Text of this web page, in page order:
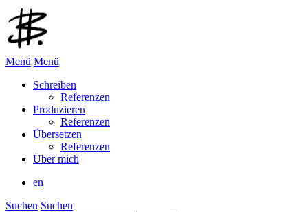
Menü Menü
Schreiben
Referenzen
Produzieren
Referenzen
Übersetzen
Referenzen
Über mich
en
Suchen Suchen